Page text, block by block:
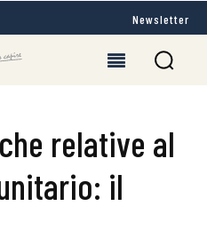
Newsletter
relative al
il